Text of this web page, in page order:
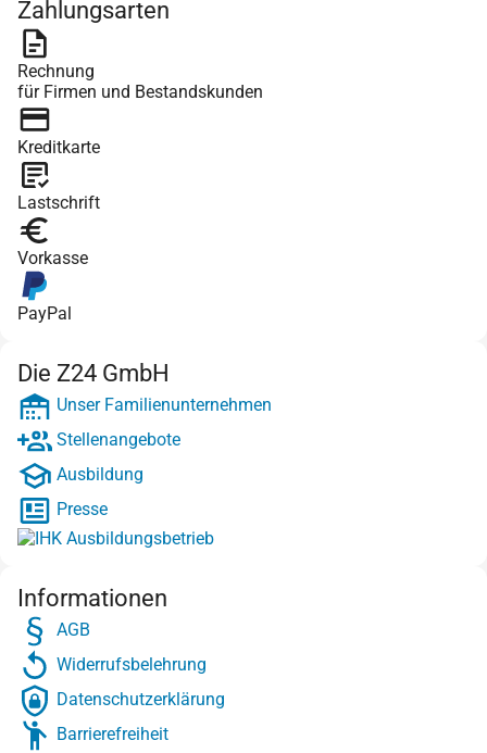
Zahlungsarten
Rechnung
für Firmen und Bestandskunden
Kreditkarte
Lastschrift
Vorkasse
PayPal
Die Z24 GmbH
Unser Familienunternehmen
Stellenangebote
Ausbildung
Presse
Informationen
AGB
Widerrufsbelehrung
Datenschutzerklärung
Barrierefreiheit